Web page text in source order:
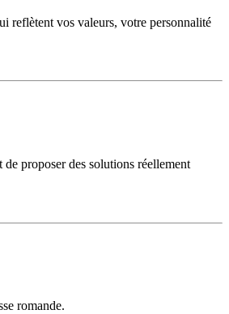
reflètent vos valeurs, votre personnalité
proposer des solutions réellement
romande.